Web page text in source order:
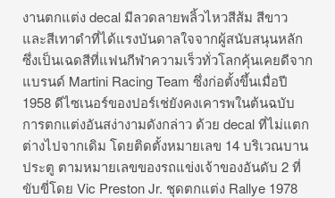
งานตกแต่ง decal มีลวดลายพลิ้วไหวสีส้ม สีขาว
และสีเทาดำที่ได้แรงบันดาลใจจากผู้สนับสนุนหลัก
ซึ่งเป็นเฉดสีที่แฟนกีฬาความเร็วทั่วโลกคุ้นเคยดีจาก
แบรนด์ Martini Racing Team ซึ่งก่อตั้งขึ้นเมื่อปี
1958 ดีไซเนอร์ของปอร์เช่ยังคงเคารพในต้นฉบับ
การตกแต่งอันสง่างามดังกล่าว ด้วย decal ที่ไม่แตก
ต่างไปจากเดิม โดยติดตั้งหมายเลข 14 บริเวณบาน
ประตู ตามหมายเลขของรถแข่งเจ้าของอันดับ 2 ที่
ขับขี่โดย Vic Preston Jr. ชุดตกแต่ง Rallye 1978